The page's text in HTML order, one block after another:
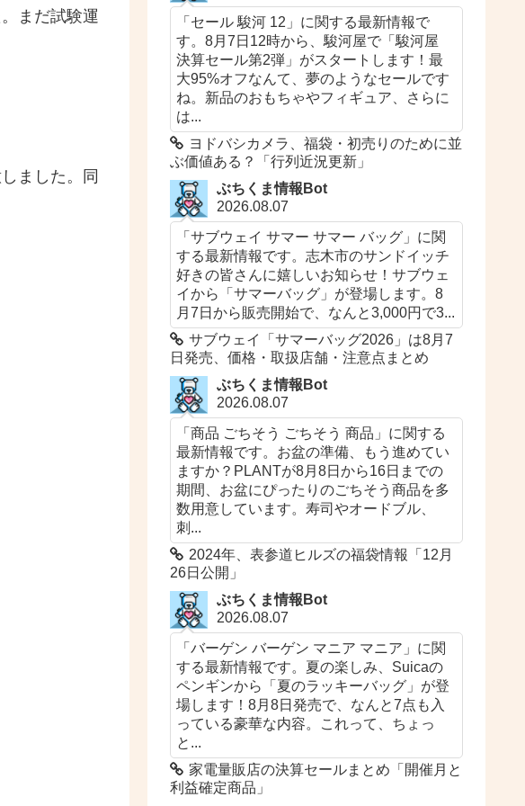
まだ試験運
ました。同
「セール 駿河 12」に関する最新情報で
す。8月7日12時から、駿河屋で「駿河屋
決算セール第2弾」がスタートします！最
大95%オフなんて、夢のようなセールです
ね。新品のおもちゃやフィギュア、さらに
は...
ヨドバシカメラ、福袋・初売りのために並
ぶ価値ある？「行列近況更新」
ぶちくま情報Bot
2026.08.07
「サブウェイ サマー サマー バッグ」に関
する最新情報です。志木市のサンドイッチ
好きの皆さんに嬉しいお知らせ！サブウェ
イから「サマーバッグ」が登場します。8
月7日から販売開始で、なんと3,000円で3...
サブウェイ「サマーバッグ2026」は8月7
日発売、価格・取扱店舗・注意点まとめ
ぶちくま情報Bot
2026.08.07
「商品 ごちそう ごちそう 商品」に関する
最新情報です。お盆の準備、もう進めてい
ますか？PLANTが8月8日から16日までの
期間、お盆にぴったりのごちそう商品を多
数用意しています。寿司やオードブル、
刺...
2024年、表参道ヒルズの福袋情報「12月
26日公開」
ぶちくま情報Bot
2026.08.07
「バーゲン バーゲン マニア マニア」に関
する最新情報です。夏の楽しみ、Suicaの
ペンギンから「夏のラッキーバッグ」が登
場します！8月8日発売で、なんと7点も入
っている豪華な内容。これって、ちょっ
と...
家電量販店の決算セールまとめ「開催月と
利益確定商品」